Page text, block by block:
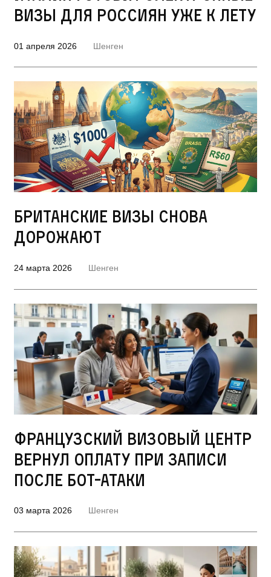
визы для россиян уже к лету
01 апреля 2026 Шенген
Британские визы снова
дорожают
24 марта 2026 Шенген
Французский визовый центр
вернул оплату при записи
после бот-атаки
03 марта 2026 Шенген